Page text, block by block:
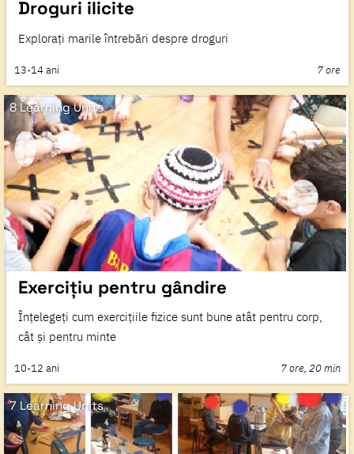
Droguri ilicite
Explorați marile întrebări despre droguri
13-14ani 7 ore
8 Learning Units
Exercițiu pentru gândire
Înțelegeți cum exercițiile fizice sunt bune atât pentru corp,
cât și pentru minte
10-12 ani 7 ore, 20 min
7 Learning Units